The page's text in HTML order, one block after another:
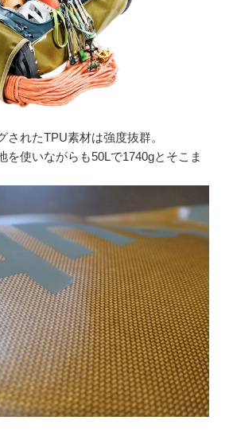
れたTPU素材は強度抜群。
を使いながらも50Lで1740gとそこま